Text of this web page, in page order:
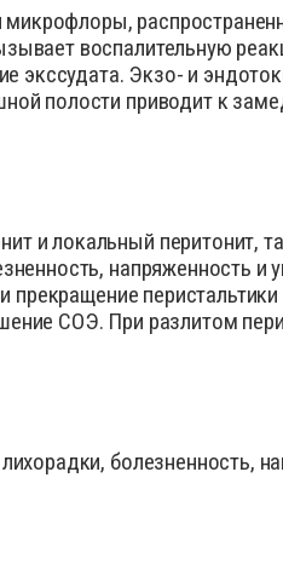
ветпрепараты
Спреи
воспалительную
экссудата. Экзо- и
полости приводит к
и локальный перитонит,
напряженность
СОЭ. При разлитом
болезненность,